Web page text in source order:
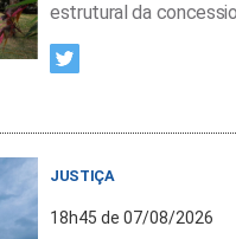
estrutural da
JUSTIÇA
18h45 de 07/08/2026